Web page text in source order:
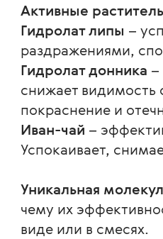
Активные
Гидролат липы –
раздражениями,
Гидролат донника
снижает видимость
покраснение и
Иван-чай –
Успокаивает,
Уникальная
чему их
виде или в смесях.